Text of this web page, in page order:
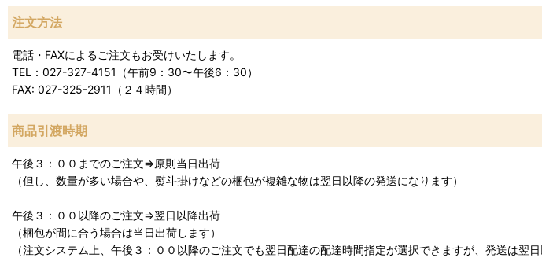
注文方法
電話・FAXによるご注文もお受けいたします。
TEL：027-327-4151（午前9：30〜午後6：30）
FAX: 027-325-2911（２４時間）
商品引渡時期
午後３：００までのご注文⇒原則当日出荷
（但し、数量が多い場合や、熨斗掛けなどの梱包が複雑な物は翌日以降の発送になります）
午後３：００以降のご注文⇒翌日以降出荷
（梱包が間に合う場合は当日出荷します）
（注文システム上、午後３：００以降のご注文でも翌日配達の配達時間指定が選択できますが、発送は翌日